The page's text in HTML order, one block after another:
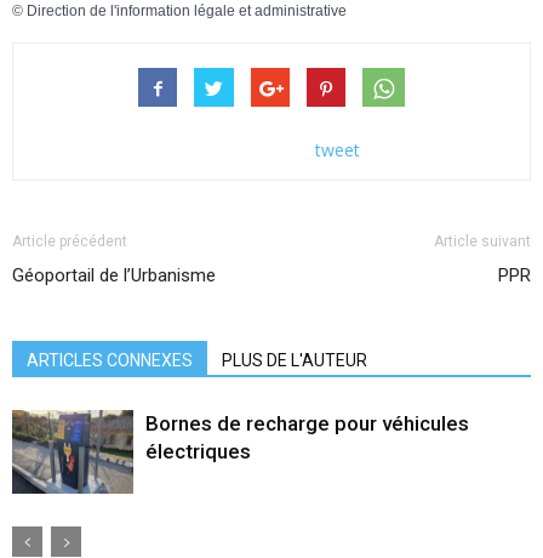
© Direction de l'information légale et administrative
tweet
Article précédent
Géoportail de l’Urbanisme
Article suivant
PPR
ARTICLES CONNEXES PLUS DE L'AUTEUR
Bornes de recharge pour véhicules
électriques